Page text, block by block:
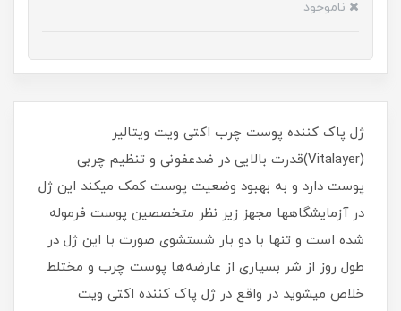
ناموجود
ژل پاک کننده پوست چرب اکتی ویت ویتالیر
(Vitalayer)قدرت بالایی در ضدعفونی و تنظیم چربی
پوست دارد و به بهبود وضعیت پوست کمک میکند این ژل
در آزمایشگاهها مجهز زیر نظر متخصصین پوست فرموله
شده است و تنها با دو بار شستشوی صورت با این ژل در
طول روز از شر بسیاری از عارضه‌ها پوست چرب و مختلط
خلاص میشوید در واقع در ژل پاک کننده اکتی ویت